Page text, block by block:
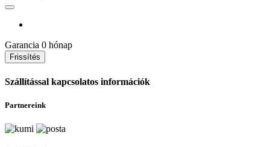
Garancia 0 hónap
Szállítással kapcsolatos információk
Partnereink